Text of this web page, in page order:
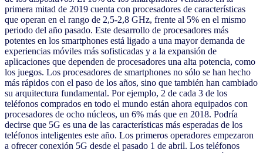
primera mitad de 2019 cuenta con procesadores de características
que operan en el rango de 2,5-2,8 GHz, frente al 5% en el mismo
periodo del año pasado. Este desarrollo de procesadores más
potentes en los smartphones está ligado a una mayor demanda de
experiencias móviles más sofisticadas y a la expansión de
aplicaciones que dependen de procesadores una alta potencia, como
los juegos. Los procesadores de smartphones no sólo se han hecho
más rápidos con el paso de los años, sino que también han cambiado
su arquitectura fundamental. Por ejemplo, 2 de cada 3 de los
teléfonos comprados en todo el mundo están ahora equipados con
procesadores de ocho núcleos, un 6% más que en 2018. Podría
decirse que 5G es una de las características más esperadas de los
teléfonos inteligentes este año. Los primeros operadores empezaron
a ofrecer conexión 5G desde el pasado 1 de abril. Los teléfonos